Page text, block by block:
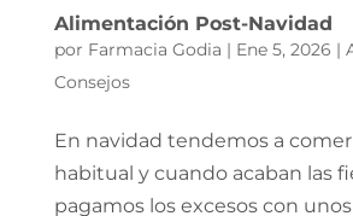
Alimentación Post-Navidad
por Farmacia Godia | Ene 5, 2026 |
Consejos
En navidad tendemos a
habitual y cuando acaban las
pagamos los excesos con